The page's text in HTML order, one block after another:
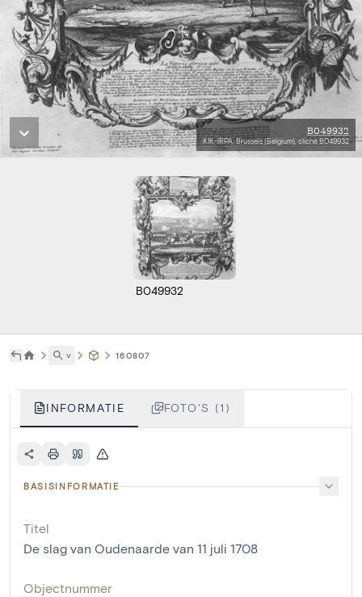
B049932
KIK-IRPA, Brussels (Belgium), cliché B049932
B049932
˅ 160807
INFORMATIE FOTO'S (1)
BASISINFORMATIE
Titel
De slag van Oudenaarde van 11 juli 1708
Objectnummer